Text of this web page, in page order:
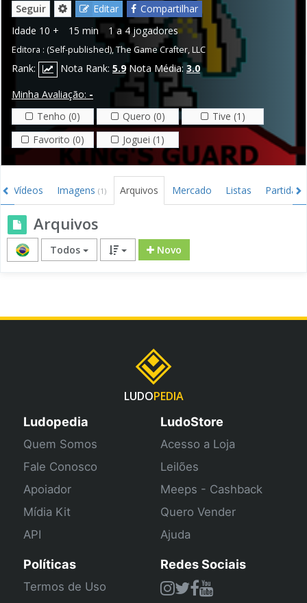
Seguir Editar
Compartilhar
Idade 10 + 15 min 1 a 4 jogadores
Editora : (Self-published),The Game Crafter, LLC
Rank: Nota Rank: 5.9 Nota Média: 3.0
Minha Avaliação: -
Tenho (0)
Quero (0)
Tive (1)
Favorito (0)
Joguei (1)
Vídeos Imagens (1) Arquivos Mercado Listas Partidas
Arquivos
Todos Novo
LUDOPEDIA
Ludopedia
Quem Somos
Fale Conosco
Apoiador
Mídia Kit
API
LudoStore
Acesso a Loja
Leilões
Meeps - Cashback
Quero Vender
Ajuda
Políticas
Termos de Uso
Redes Sociais